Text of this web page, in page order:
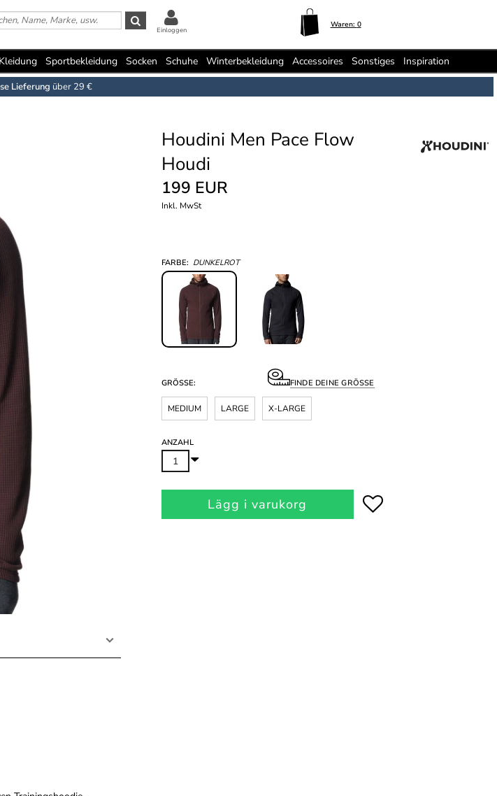
Waren: 0
Einloggen
Kleidung Sportbekleidung Socken Schuhe Winterbekleidung Accessoires Sonstiges Inspiration
Lieferung über 29 €
Houdini Men Pace Flow
Houdi
199 EUR
Inkl. MwSt
FARBE: DUNKELROT
GRÖSSE: FINDE DEINE GRÖSSE
MEDIUM LARGE X-LARGE
ANZAHL
Lägg i varukorg